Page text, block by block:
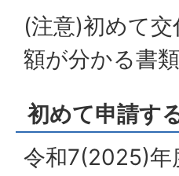
(注意)初めて
額が分かる書
初めて申請す
令和7(2025)年